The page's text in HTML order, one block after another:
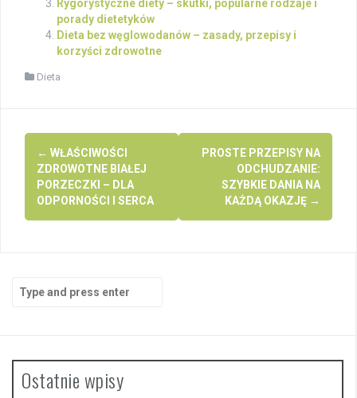
Rygorystyczne diety – skutki, popularne rodzaje i
porady dietetyków
Dieta bez węglowodanów – zasady, przepisy i
korzyści zdrowotne
Dieta
Post
navigation
← WŁAŚCIWOŚCI
ZDROWOTNE BIAŁEJ
PORZECZKI – DLA
ODPORNOŚCI I SERCA
PROSTE PRZEPISY NA
ODCHUDZANIE:
SZYBKIE DANIA NA
KAŻDĄ OKAZJĘ →
for:
Ostatnie wpisy